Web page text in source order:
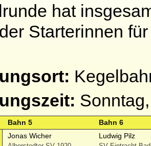
hat
Starterinnen
Bahn 5
Bahn 6
Jonas Wicher Ludwig Pilz